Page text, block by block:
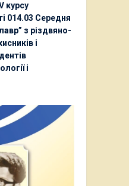
курсу
014.03 Середня
з різдвяно-
і
і